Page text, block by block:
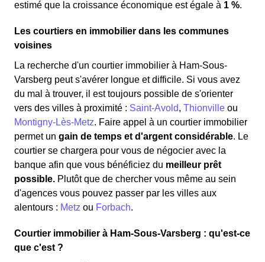
estimé que la croissance économique est égale à 1 %.
Les courtiers en immobilier dans les communes
voisines
La recherche d'un courtier immobilier à Ham-Sous-
Varsberg peut s'avérer longue et difficile. Si vous avez
du mal à trouver, il est toujours possible de s'orienter
vers des villes à proximité : Saint-Avold, Thionville ou
Montigny-Lès-Metz. Faire appel à un courtier immobilier
permet un gain de temps et d'argent considérable. Le
courtier se chargera pour vous de négocier avec la
banque afin que vous bénéficiez du meilleur prêt
possible. Plutôt que de chercher vous même au sein
d'agences vous pouvez passer par les villes aux
alentours : Metz ou Forbach.
Courtier immobilier à Ham-Sous-Varsberg : qu'est-ce
que c'est ?